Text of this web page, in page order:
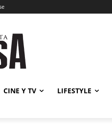
CINE Y TV LIFESTYLE